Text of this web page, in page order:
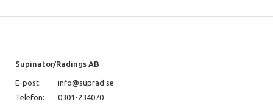
Supinator/Radings AB
E-post:
info@suprad.se
Telefon:
0301-234070